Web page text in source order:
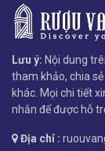
Lưu ý: Nội dung
tham khảo, chia
khác. Mọi chi tiết
nhắn để được hỗ
Địa chỉ :